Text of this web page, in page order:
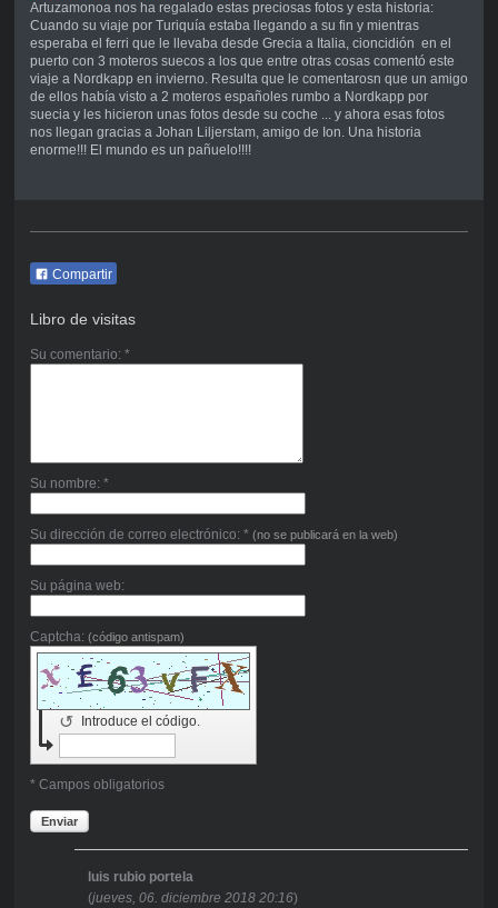
Artuzamonoa nos ha regalado estas preciosas fotos y esta historia:
Cuando su viaje por Turiquía estaba llegando a su fin y mientras
esperaba el ferri que le llevaba desde Grecia a Italia, cioncidión en el
puerto con 3 moteros suecos a los que entre otras cosas comentó este
viaje a Nordkapp en invierno. Resulta que le comentarosn que un amigo
de ellos había visto a 2 moteros españoles rumbo a Nordkapp por
suecia y les hicieron unas fotos desde su coche ... y ahora esas fotos
nos llegan gracias a Johan Liljerstam, amigo de Ion. Una historia
enorme!!! El mundo es un pañuelo!!!!
Compartir
Libro de visitas
Su comentario: *
Su nombre: *
Su dirección de correo electrónico: * (no se publicará en la web)
Su página web:
Captcha: (código antispam)
Introduce el código.
↺
* Campos obligatorios
Enviar
luis rubio portela
(jueves, 06. diciembre 2018 20:16)